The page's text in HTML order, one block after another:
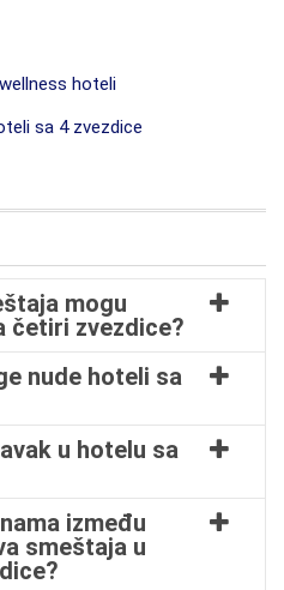
hoteli
sa 4 zvezdice
mogu
četiri zvezdice?
nude hoteli sa
u hotelu sa
između
smeštaja u